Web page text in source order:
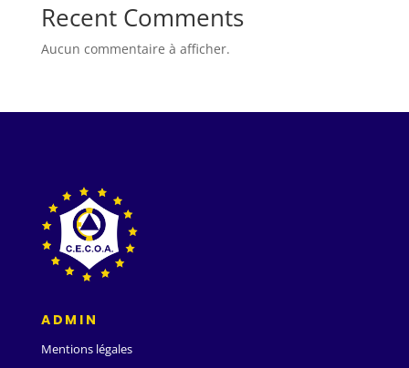
Recent Comments
Aucun commentaire à afficher.
ADMIN
Mentions légales